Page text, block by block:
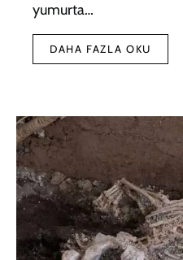
yumurta…
DAHA FAZLA OKU